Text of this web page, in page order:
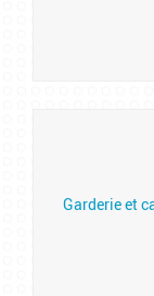
Garderie et